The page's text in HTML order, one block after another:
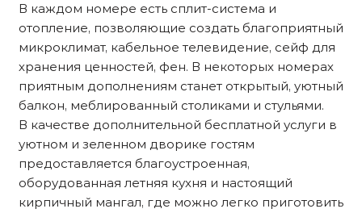
В каждом номере есть сплит-система и
отопление, позволяющие создать благоприятный
микроклимат, кабельное телевидение, сейф для
хранения ценностей, фен. В некоторых номерах
приятным дополнениям станет открытый, уютный
балкон, меблированный столиками и стульями.
В качестве дополнительной бесплатной услуги в
уютном и зеленном дворике гостям
предоставляется благоустроенная,
оборудованная летняя кухня и настоящий
кирпичный мангал, где можно легко приготовить